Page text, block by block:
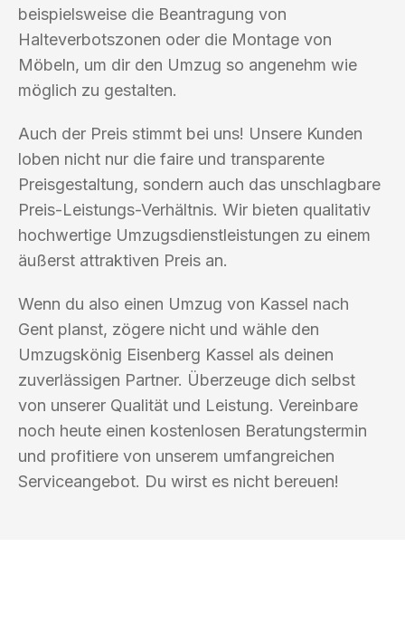
beispielsweise die Beantragung von
Halteverbotszonen oder die Montage von
Möbeln, um dir den Umzug so angenehm wie
möglich zu gestalten.
Auch der Preis stimmt bei uns! Unsere Kunden
loben nicht nur die faire und transparente
Preisgestaltung, sondern auch das unschlagbare
Preis-Leistungs-Verhältnis. Wir bieten qualitativ
hochwertige Umzugsdienstleistungen zu einem
äußerst attraktiven Preis an.
Wenn du also einen Umzug von Kassel nach
Gent planst, zögere nicht und wähle den
Umzugskönig Eisenberg Kassel als deinen
zuverlässigen Partner. Überzeuge dich selbst
von unserer Qualität und Leistung. Vereinbare
noch heute einen kostenlosen Beratungstermin
und profitiere von unserem umfangreichen
Serviceangebot. Du wirst es nicht bereuen!